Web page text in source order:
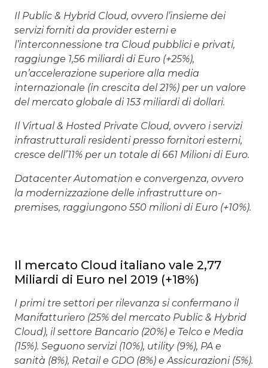
Il Public & Hybrid Cloud, ovvero l’insieme dei
servizi forniti da provider esterni e
l’interconnessione tra Cloud pubblici e privati,
raggiunge 1,56 miliardi di Euro (+25%),
un’accelerazione superiore alla media
internazionale (in crescita del 21%) per un valore
del mercato globale di 153 miliardi di dollari.
Il Virtual & Hosted Private Cloud, ovvero i servizi
infrastrutturali residenti presso fornitori esterni,
cresce dell’11% per un totale di 661 Milioni di Euro.
Datacenter Automation e convergenza, ovvero
la modernizzazione delle infrastrutture on-
premises, raggiungono 550 milioni di Euro (+10%).
Il mercato Cloud italiano vale 2,77
Miliardi di Euro nel 2019 (+18%)
I primi tre settori per rilevanza si confermano il
Manifatturiero (25% del mercato Public & Hybrid
Cloud), il settore Bancario (20%) e Telco e Media
(15%). Seguono servizi (10%), utility (9%), PA e
sanità (8%), Retail e GDO (8%) e Assicurazioni (5%).